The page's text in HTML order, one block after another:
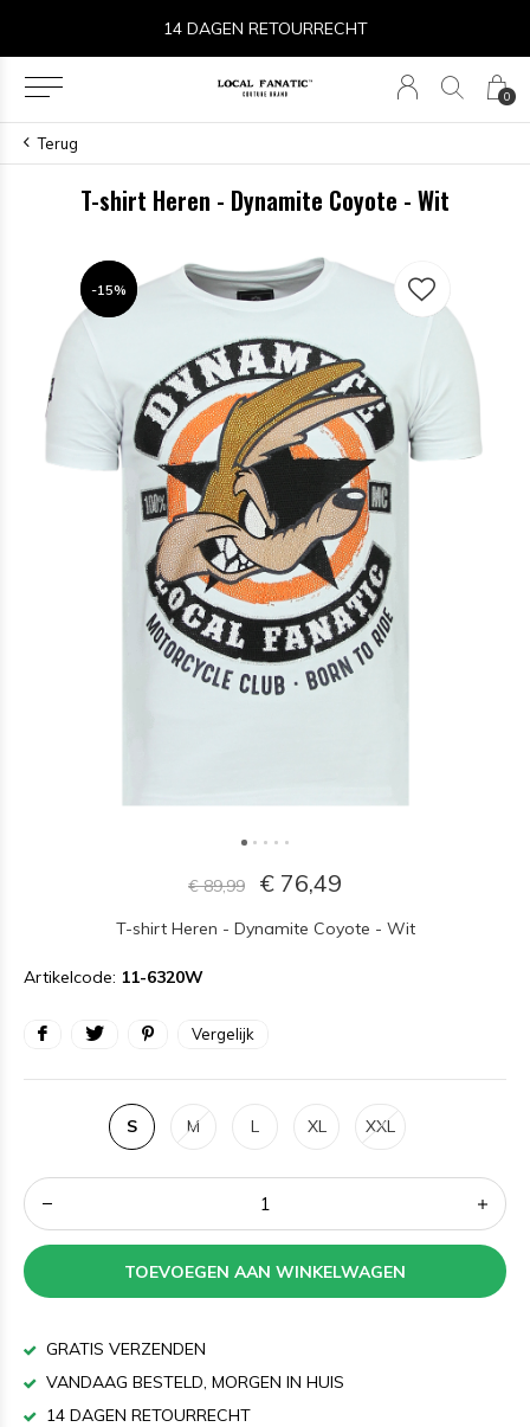
0
14 DAGEN RETOURRECHT
Terug
T-shirt Heren - Dynamite Coyote - Wit
-15%
-15%
€ 89,99 € 76,49
T-shirt Heren - Dynamite Coyote - Wit
Artikelcode: 11-6320W
Vergelijk
S M L XL XXL
TOEVOEGEN AAN WINKELWAGEN
GRATIS VERZENDEN
VANDAAG BESTELD, MORGEN IN HUIS
14 DAGEN RETOURRECHT